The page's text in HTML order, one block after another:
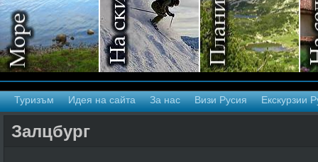
Туризъм Идея на сайта За нас Визи Русия Екскурзии
Залцбург